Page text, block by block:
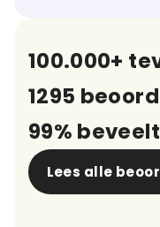
100.000+
1295
99%
Lees alle